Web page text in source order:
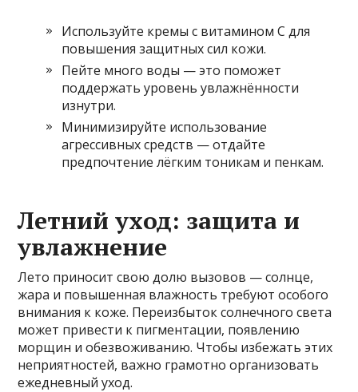
Используйте кремы с витамином C для
повышения защитных сил кожи.
Пейте много воды — это поможет
поддержать уровень увлажнённости
изнутри.
Минимизируйте использование
агрессивных средств — отдайте
предпочтение лёгким тоникам и пенкам.
Летний уход: защита и
увлажнение
Лето приносит свою долю вызовов — солнце,
жара и повышенная влажность требуют особого
внимания к коже. Переизбыток солнечного света
может привести к пигментации, появлению
морщин и обезвоживанию. Чтобы избежать этих
неприятностей, важно грамотно организовать
ежедневный уход.